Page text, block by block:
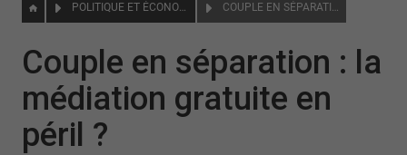
POLITIQUE ET ÉCONOMIE COUPLE EN SÉPARATION : LA MÉDIATION GRATUITE EN PÉRIL ?
Couple en séparation : la
médiation gratuite en
péril ?